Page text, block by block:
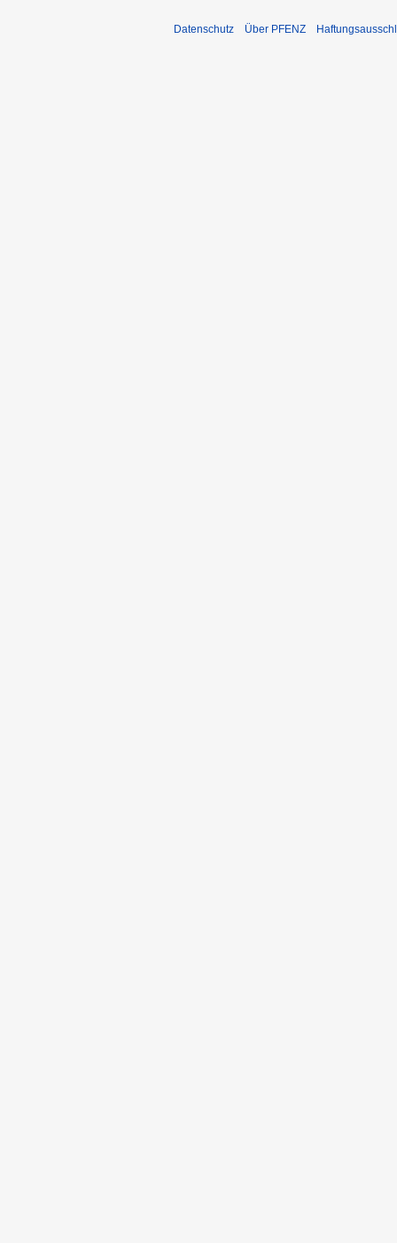
Datenschutz Über PFENZ